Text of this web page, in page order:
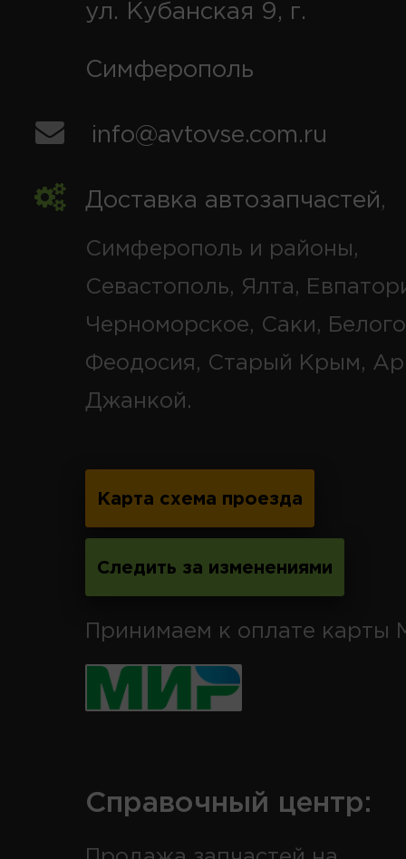
ул. Кубанская 9, г.
Симферополь
info@avtovse.com.ru
Доставка автозапчастей,
Симферополь и районы,
Севастополь, Ялта,
Черноморское, Саки,
Феодосия, Старый Крым,
Джанкой.
Карта схема проезда
Следить за изменениями
Принимаем к оплате карты
Справочный центр: